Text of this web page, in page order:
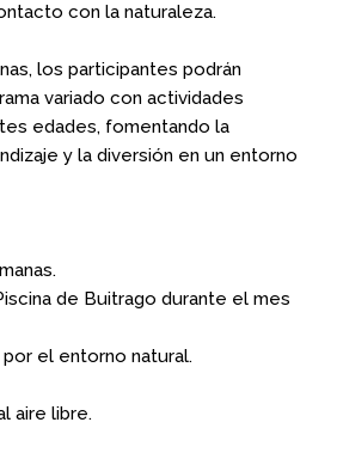
con la naturaleza.
los participantes podrán
variado con actividades
edades, fomentando la
y la diversión en un entorno
de Buitrago durante el mes
el entorno natural.
aire libre.